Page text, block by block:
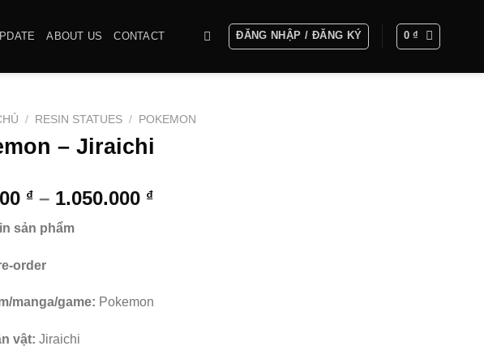
ABOUT US CONTACT ĐĂNG NHẬP / ĐĂNG KÝ 0₫
/ RESIN STATUES / POKEMON
– Jiraichi
₫ – 1.050.000 ₫Khoảng
1.050.000 ₫
sản phẩm
order
manga/game: Pokemon
vật: Jiraichi